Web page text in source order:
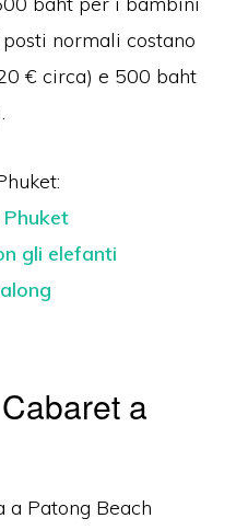
normali costano
€ circa) e 500 baht
gli elefanti
a
a Patong Beach